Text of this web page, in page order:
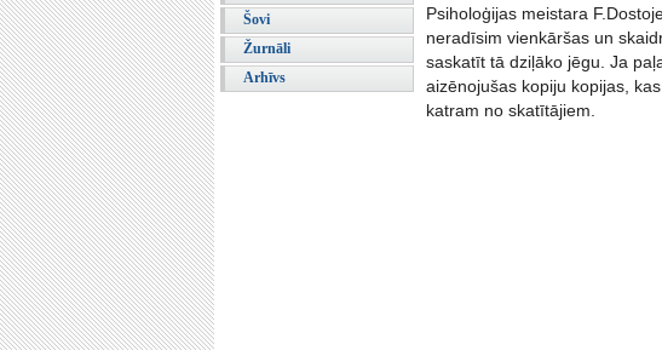
Šovi
Žurnāli
Arhīvs
Psiholoģijas meistara
neradīsim vienkāršas un
saskatīt tā dziļāko jēgu. Ja
aizēnojušas kopiju kopijas,
katram no skatītājiem.